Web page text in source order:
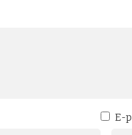
E-